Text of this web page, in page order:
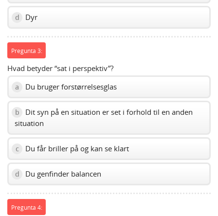
d Dyr
Pregunta 3:
Hvad betyder “sat i perspektiv”?
a Du bruger forstørrelsesglas
b
Dit syn på en situation er set i forhold til en anden
situation
c Du får briller på og kan se klart
d Du genfinder balancen
Pregunta 4: